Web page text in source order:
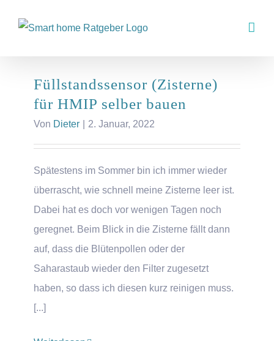
Inhalt
Füllstandssensor (Zisterne)
für HMIP selber bauen
Von Dieter 2. Januar, 2022
Spätestens im Sommer bin ich immer wieder
überrascht, wie schnell meine Zisterne leer ist.
Dabei hat es doch vor wenigen Tagen noch
geregnet. Beim Blick in die Zisterne fällt dann
auf, dass die Blütenpollen oder der
Saharastaub wieder den Filter zugesetzt
haben, so dass ich diesen kurz reinigen muss.
[...]